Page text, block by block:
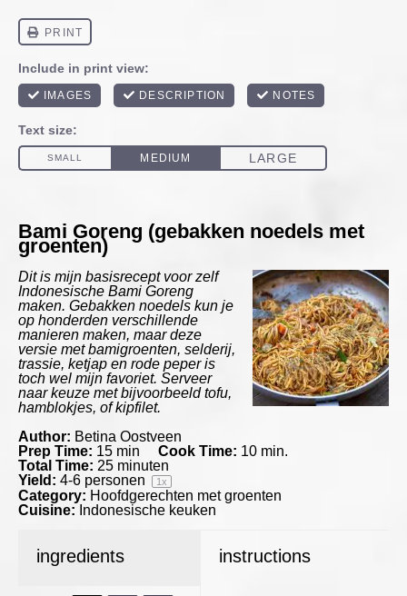
Bami Goreng (gebakken noedels met
groenten)
Dit is mijn basisrecept voor zelf
Indonesische Bami Goreng
maken. Gebakken noedels kun je
op honderden verschillende
manieren maken, maar deze
versie met bamigroenten, selderij,
trassie, ketjap en rode peper is
toch wel mijn favoriet. Serveer
naar keuze met bijvoorbeeld tofu,
hamblokjes, of kipfilet.
Author: Betina Oostveen
Prep Time: 15 min Cook Time: 10 min.
Total Time: 25 minuten
Yield: 4-6 personen 1x
Category: Hoofdgerechten met groenten
Cuisine: Indonesische keuken
ingredients instructions